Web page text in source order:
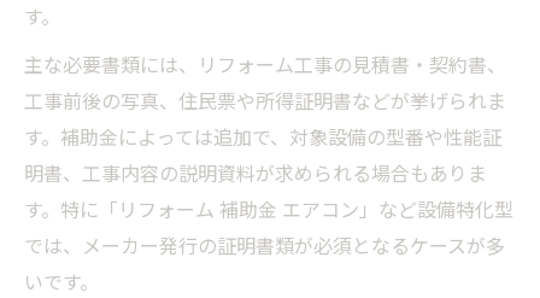
す。
主な必要書類には、リフォーム工事の見積書・契約書、
工事前後の写真、住民票や所得証明書などが挙げられま
す。補助金によっては追加で、対象設備の型番や性能証
明書、工事内容の説明資料が求められる場合もありま
す。特に「リフォーム 補助金 エアコン」など設備特化型
では、メーカー発行の証明書類が必須となるケースが多
いです。